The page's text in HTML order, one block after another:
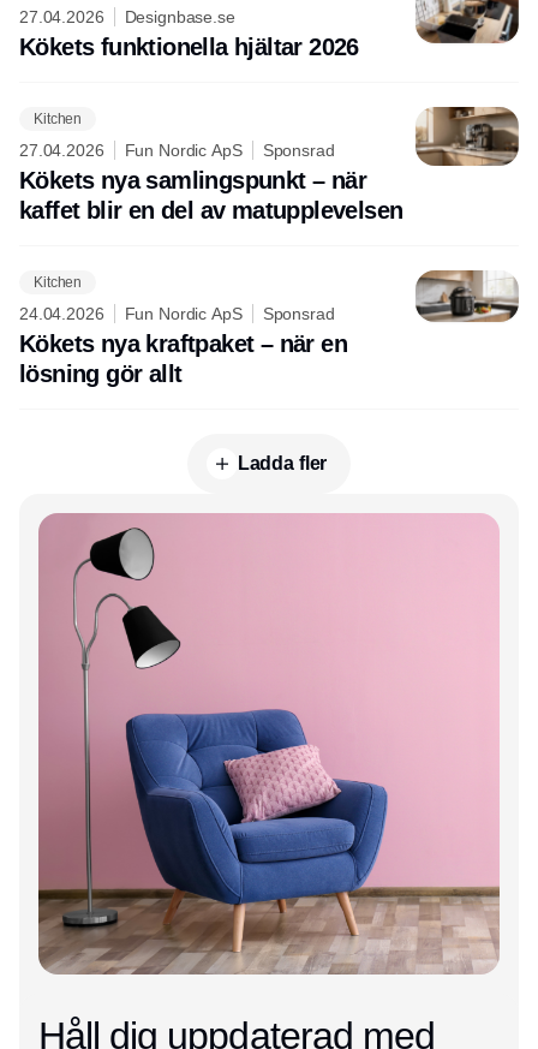
27.04.2026 Designbase.se
Kökets funktionella hjältar 2026
Kitchen
27.04.2026 Fun Nordic ApS Sponsrad
Kökets nya samlingspunkt – när
kaffet blir en del av matupplevelsen
Kitchen
24.04.2026 Fun Nordic ApS Sponsrad
Kökets nya kraftpaket – när en
lösning gör allt
Ladda fler
Annons
Håll dig uppdaterad med